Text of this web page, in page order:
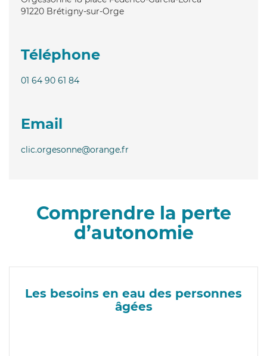
91220 Brétigny-sur-Orge
Téléphone
01 64 90 61 84
Email
clic.orgesonne@orange.fr
Comprendre la perte
d’autonomie
Les besoins en eau des personnes
âgées